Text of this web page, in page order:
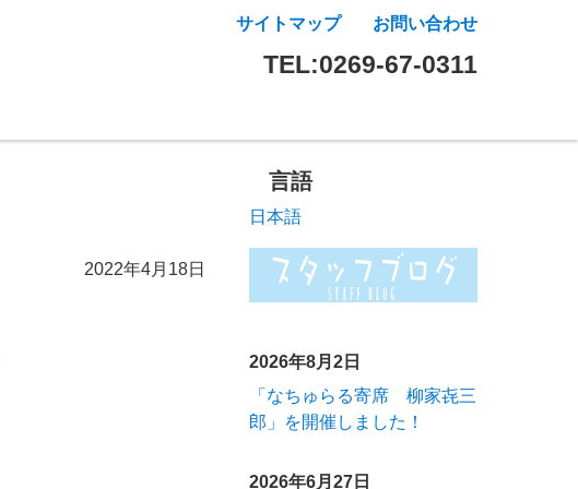
サイトマップ お問い合わせ
TEL:0269-67-0311
2022年4月18日
言語
日本語
2026年8月2日
「なちゅらる寄席 柳家㐂三
郎」を開催しました！
2026年6月27日